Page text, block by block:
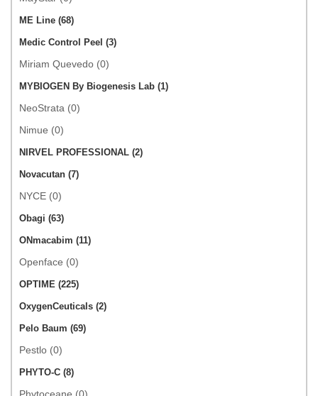
ME Line (68)
Medic Control Peel (3)
Miriam Quevedo (0)
MYBIOGEN By Biogenesis Lab (1)
NeoStrata (0)
Nimue (0)
NIRVEL PROFESSIONAL (2)
Novacutan (7)
NYCE (0)
Obagi (63)
ONmacabim (11)
Openface (0)
OPTIME (225)
OxygenCeuticals (2)
Pelo Baum (69)
Pestlo (0)
PHYTO-C (8)